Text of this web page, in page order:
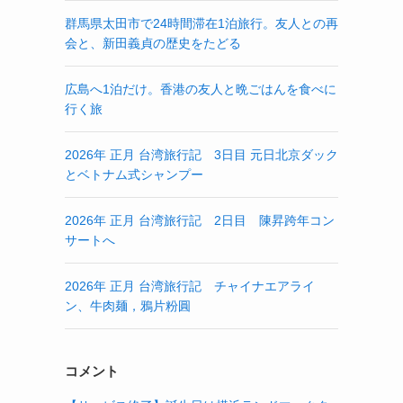
群馬県太田市で24時間滞在1泊旅行。友人との再
会と、新田義貞の歴史をたどる
広島へ1泊だけ。香港の友人と晩ごはんを食べに
行く旅
2026年 正月 台湾旅行記 3日目 元日北京ダック
とベトナム式シャンプー
2026年 正月 台湾旅行記 2日目 陳昇跨年コン
サートへ
2026年 正月 台湾旅行記 チャイナエアライ
ン、牛肉麺，鴉片粉圓
コメント